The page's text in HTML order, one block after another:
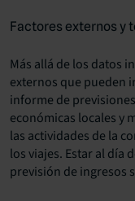
Factores externos y
Más allá de los datos
externos que pueden
informe de
económicas locales y
las actividades de la
los viajes. Estar al día
previsión de ingresos